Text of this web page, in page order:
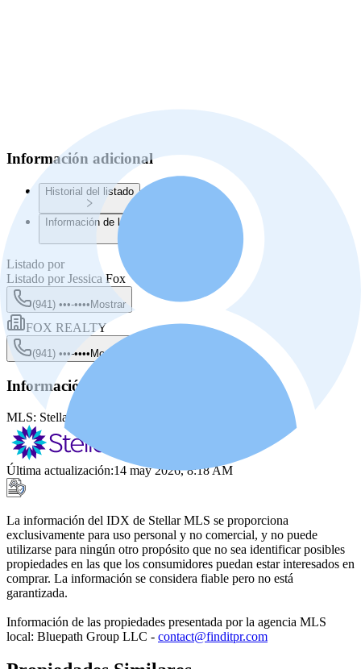
Información adicional
Historial del listado
Información de la Junta de Planificación
Listado por
Listado por Jessica Fox
(941) •••-•••• Mostrar
FOX REALTY
(941) •••-•••• Mostrar
Información de la fuente
MLS: Stellar MLS
Última actualización:14 may 2026, 8:18 AM
La información del IDX de Stellar MLS se proporciona
exclusivamente para uso personal y no comercial, y no puede
utilizarse para ningún otro propósito que no sea identificar posibles
propiedades en las que los consumidores puedan estar interesados en
comprar. La información se considera fiable pero no está
garantizada.
Información de las propiedades presentada por la agencia MLS
local: Bluepath Group LLC - contact@finditpr.com